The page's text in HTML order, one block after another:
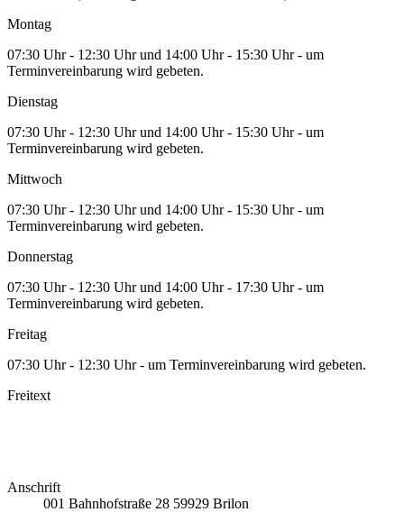
Montag
07:30 Uhr - 12:30 Uhr und 14:00 Uhr - 15:30 Uhr - um
Terminvereinbarung wird gebeten.
Dienstag
07:30 Uhr - 12:30 Uhr und 14:00 Uhr - 15:30 Uhr - um
Terminvereinbarung wird gebeten.
Mittwoch
07:30 Uhr - 12:30 Uhr und 14:00 Uhr - 15:30 Uhr - um
Terminvereinbarung wird gebeten.
Donnerstag
07:30 Uhr - 12:30 Uhr und 14:00 Uhr - 17:30 Uhr - um
Terminvereinbarung wird gebeten.
Freitag
07:30 Uhr - 12:30 Uhr - um Terminvereinbarung wird gebeten.
Freitext
Anschrift
001 Bahnhofstraße 28 59929 Brilon